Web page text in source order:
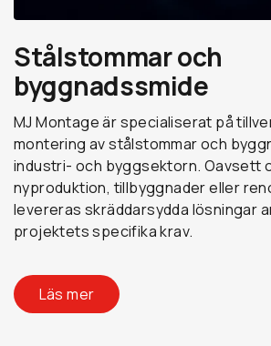
Stålstommar och
byggnadssmide
MJ Montage är specialiserat på
montering av stålstommar och
industri- och byggsektorn. Oavsett
nyproduktion, tillbyggnader eller
levereras skräddarsydda lösningar
projektets specifika krav.
Läs mer